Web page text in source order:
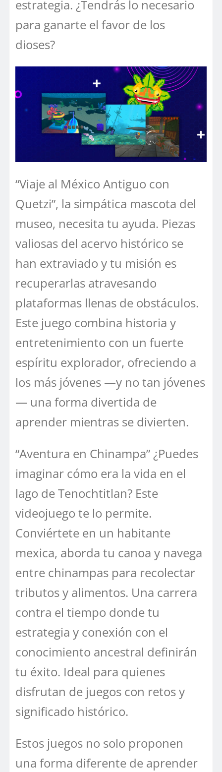
estrategia. ¿Tendrás lo necesario
para ganarte el favor de los
dioses?
“Viaje al México Antiguo con
Quetzi”, la simpática mascota del
museo, necesita tu ayuda. Piezas
valiosas del acervo histórico se
han extraviado y tu misión es
recuperarlas atravesando
plataformas llenas de obstáculos.
Este juego combina historia y
entretenimiento con un fuerte
espíritu explorador, ofreciendo a
los más jóvenes —y no tan jóvenes
— una forma divertida de
aprender mientras se divierten.
“Aventura en Chinampa” ¿Puedes
imaginar cómo era la vida en el
lago de Tenochtitlan? Este
videojuego te lo permite.
Conviértete en un habitante
mexica, aborda tu canoa y navega
entre chinampas para recolectar
tributos y alimentos. Una carrera
contra el tiempo donde tu
estrategia y conexión con el
conocimiento ancestral definirán
tu éxito. Ideal para quienes
disfrutan de juegos con retos y
significado histórico.
Estos juegos no solo proponen
una forma diferente de aprender